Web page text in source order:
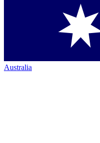
Australia